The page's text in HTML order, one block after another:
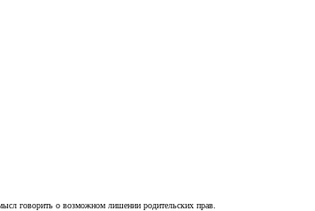
говорить о возможном лишении родительских прав.